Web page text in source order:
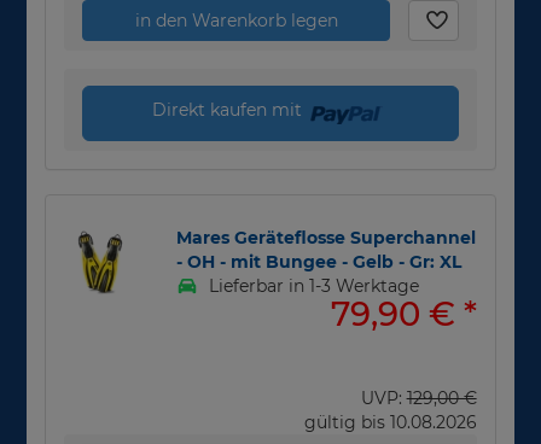
in den Warenkorb legen
Direkt kaufen mit
Mares Geräteflosse Superchannel
- OH - mit Bungee - Gelb - Gr: XL
Lieferbar in 1-3 Werktage
79,90 € *
UVP:129,00 €
gültig bis 10.08.2026